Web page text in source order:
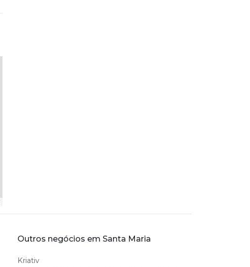
Outros negócios em Santa Maria
Kriativ